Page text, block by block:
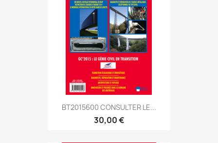
BT2015600 CONSULTER LE...
30,00 €